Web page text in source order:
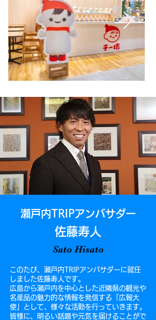
瀬戸内TRIPアンバサダー
佐藤寿人
Sato Hisato
このたび、瀬戸内TRIPアンバサダーに就任
しました佐藤寿人です。
広島から瀬戸内を中心とした近隣県の観光や
名産品の魅力的な情報を発信する「広報大
使」として、様々な活動を行っていきます。
皆様に、
明るい話題や元気を届けることがで